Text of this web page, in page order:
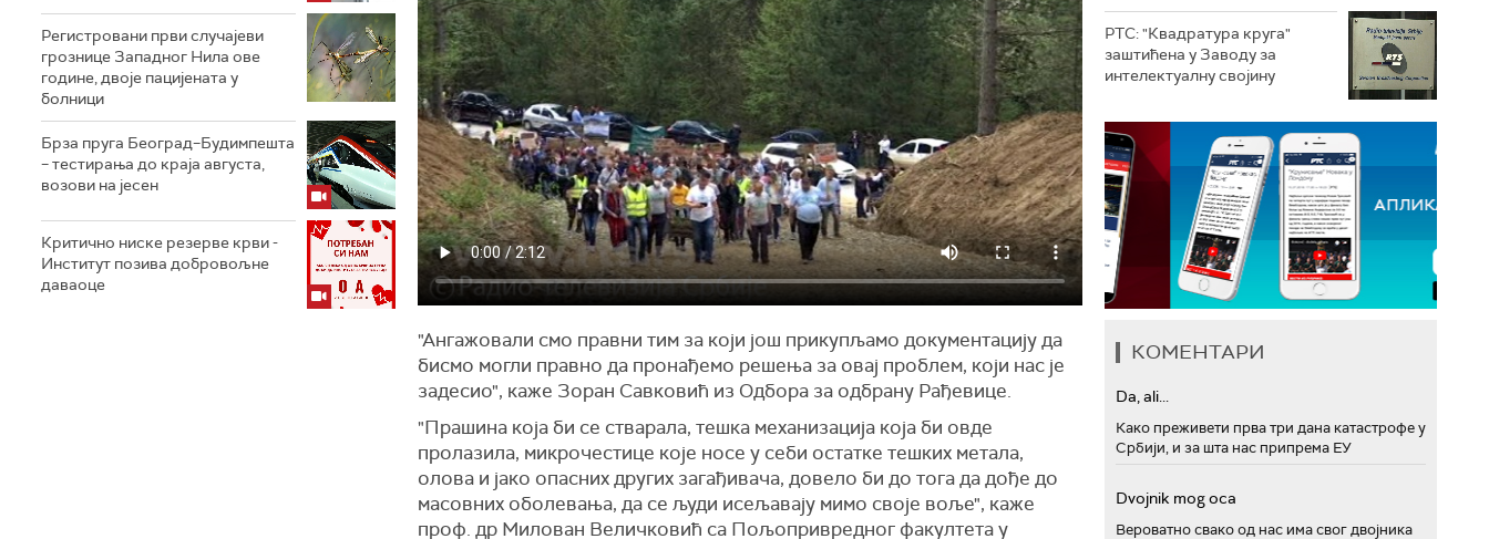
Регистровани први случајеви
грознице Западног Нила ове
године, двоје пацијената у
болници
Брза пруга Београд–Будимпешта
– тестирања до краја августа,
возови на јесен
Критично ниске резерве крви -
Институт позива добровољне
даваоце
"Ангажовали смо правни тим за који још прикупљамо документацију да
бисмо могли правно да пронађемо решења за овај проблем, који нас је
задесио", каже Зоран Савковић из Одбора за одбрану Рађевице.
"Прашина која би се стварала, тешка механизација која би овде
пролазила, микрочестице које носе у себи остатке тешких метала,
олова и јако опасних других загађивача, довело би до тога да дође до
масовних оболевања, да се људи исељавају мимо своје воље", каже
проф. др Милован Величковић са Пољопривредног факултета у
РТС: "Квадратура круга"
заштићена у Заводу за
интелектуалну својину
КОМЕНТАРИ
Da, ali...
Како преживети прва три дана катастрофе у
Србији, и за шта нас припрема ЕУ
Dvojnik mog oca
Вероватно свако од нас има свог двојника